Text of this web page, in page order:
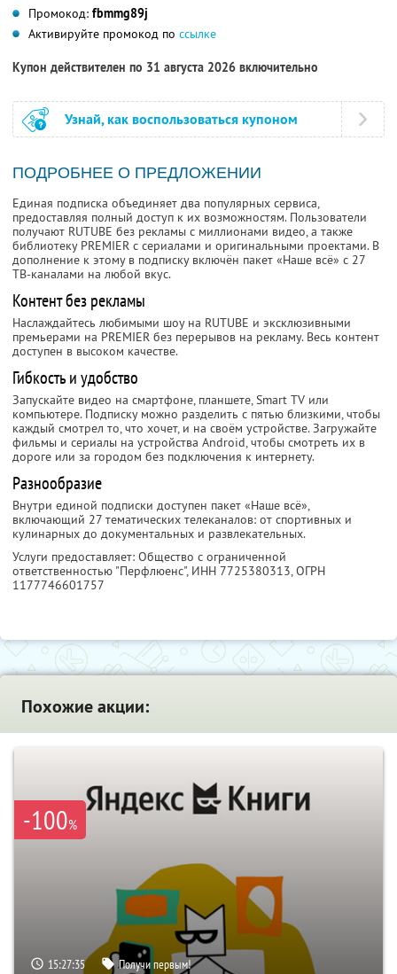
Промокод: fbmmg89j
Активируйте промокод по ссылке
Купон действителен по 31 августа 2026 включительно
Узнай, как воспользоваться купоном
ПОДРОБНЕЕ О ПРЕДЛОЖЕНИИ
Единая подписка объединяет два популярных сервиса,
предоставляя полный доступ к их возможностям. Пользователи
получают RUTUBE без рекламы с миллионами видео, а также
библиотеку PREMIER с сериалами и оригинальными проектами. В
дополнение к этому в подписку включён пакет «Наше всё» с 27
ТВ-каналами на любой вкус.
Контент без рекламы
Наслаждайтесь любимыми шоу на RUTUBE и эксклюзивными
премьерами на PREMIER без перерывов на рекламу. Весь контент
доступен в высоком качестве.
Гибкость и удобство
Запускайте видео на смартфоне, планшете, Smart TV или
компьютере. Подписку можно разделить с пятью близкими, чтобы
каждый смотрел то, что хочет, и на своём устройстве. Загружайте
фильмы и сериалы на устройства Android, чтобы смотреть их в
дороге или за городом без подключения к интернету.
Разнообразие
Внутри единой подписки доступен пакет «Наше всё»,
включающий 27 тематических телеканалов: от спортивных и
кулинарных до документальных и развлекательных.
Услуги предоставляет: Общество с ограниченной
ответственностью "Перфлюенс", ИНН 7725380313, ОГРН
1177746601757
Похожие акции:
-100%
15:27:34 Получи первым!